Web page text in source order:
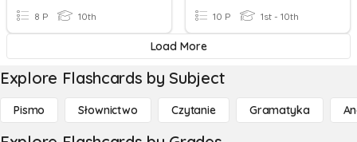
8 P 10th 10 P 1st - 10th
Load More
Explore Flashcards by Subject
Pismo Słownictwo Czytanie Gramatyka